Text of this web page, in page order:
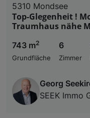
5310 Mondsee
Top-Glegenheit !
Traumhaus nähe
743 m2
Grundfläche
6
Zimmer
Georg
SEEK Immo